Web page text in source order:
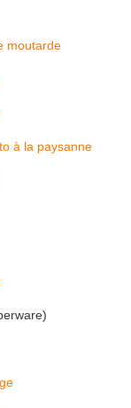
moutarde
à la paysanne